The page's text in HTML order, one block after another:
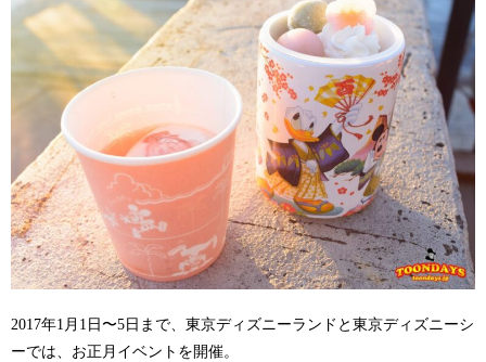
2017年1月1日〜5日まで、東京ディズニーランドと東京ディズニーシ
ーでは、お正月イベントを開催。